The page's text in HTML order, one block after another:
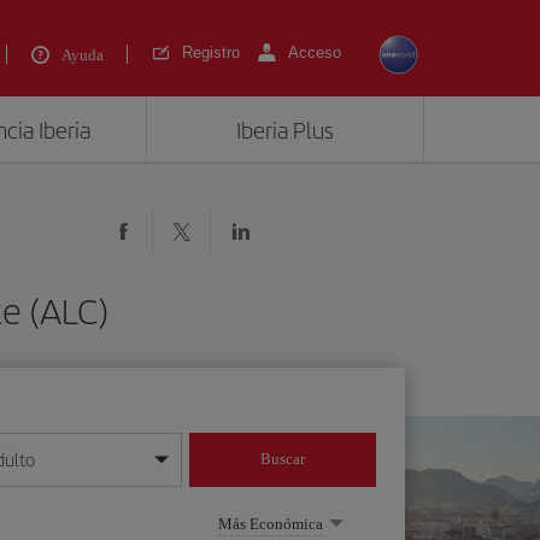
Ayuda Registro Acceso
Iberia Iberia Plus
(ALC)
mes/año
Buscar
Más Económica